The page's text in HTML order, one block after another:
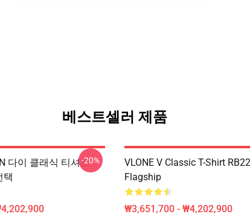
베스트셀러 제품
다이 클래식 티셔츠
택
-20%
VLONE V Classic T-Shirt
Flagship
₩3,651,700 - ₩4,202,900